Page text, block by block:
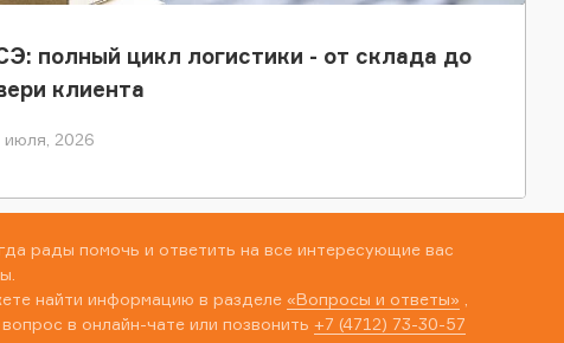
полный цикл логистики - от склада до
клиента
июля, 2026
рады помочь и ответить на все интересующие вас
найти информацию в разделе «Вопросы и ответы»
в онлайн-чате или позвонить +7 (4712) 73-30-57